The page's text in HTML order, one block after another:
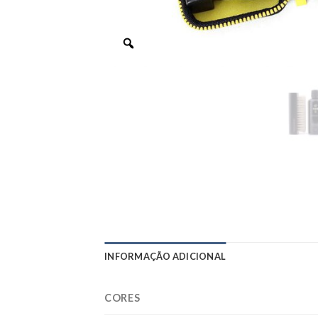
INFORMAÇÃO ADICIONAL
CORES